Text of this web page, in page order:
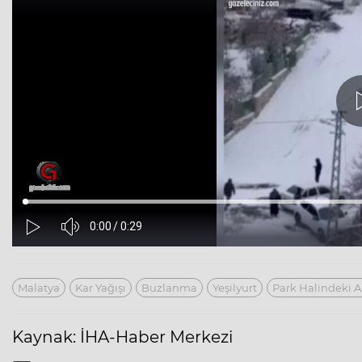
Malatya Kar Yağışı Buzlanma Yeşilyurt Park Halindeki
Kaynak: İHA-Haber Merkezi